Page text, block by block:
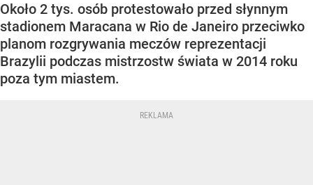
Około 2 tys. osób protestowało przed słynnym
stadionem Maracana w Rio de Janeiro przeciwko
planom rozgrywania meczów reprezentacji
Brazylii podczas mistrzostw świata w 2014 roku
poza tym miastem.